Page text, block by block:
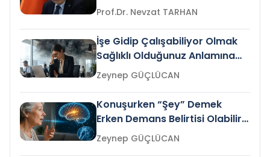
Prof.Dr. Nevzat TARHAN
İşe Gidip Çalışabiliyor Olmak
Sağlıklı Olduğunuz Anlamına
Gelir mi?Zeynep GÜÇLÜCAN
Konuşurken “Şey” Demek
Erken Demans Belirtisi Olabilir
mi?
Zeynep GÜÇLÜCAN